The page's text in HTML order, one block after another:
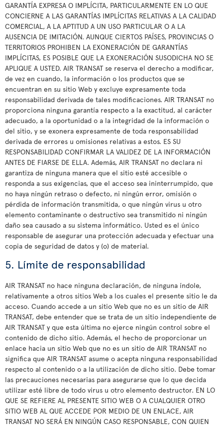
GARANTÍA EXPRESA O IMPLÍCITA, PARTICULARMENTE EN LO QUE
CONCIERNE A LAS GARANTÍAS IMPLÍCITAS RELATIVAS A LA CALIDAD
COMERCIAL, A LA APTITUD A UN USO PARTICULAR O A LA
AUSENCIA DE IMITACIÓN. AUNQUE CIERTOS PAÍSES, PROVINCIAS O
TERRITORIOS PROHIBEN LA EXONERACIÓN DE GARANTÍAS
IMPLÍCITAS, ES POSIBLE QUE LA EXONERACIÓN SUSODICHA NO SE
APLIQUE A USTED. AIR TRANSAT se reserva el derecho a modificar,
de vez en cuando, la información o los productos que se
encuentran en su sitio Web y excluye expresamente toda
responsabilidad derivada de tales modificaciones. AIR TRANSAT no
proporciona ninguna garantía respecto a la exactitud, al carácter
adecuado, a la oportunidad o a la integridad de la información o
del sitio, y se exonera expresamente de toda responsabilidad
derivada de errores u omisiones relativas a estos. ES SU
RESPONSABILIDAD CONFIRMAR LA VALIDEZ DE LA INFORMACIÓN
ANTES DE FIARSE DE ELLA. Además, AIR TRANSAT no declara ni
garantiza de ninguna manera que el sitio esté accesible o
responda a sus exigencias, que el acceso sea ininterrumpido, que
no haya ningún retraso o defecto, ni ningún error, omisión o
pérdida de información transmitida, o que ningún virus u otro
elemento contaminante o destructivo sea transmitido ni ningún
daño sea causado a su sistema informático. Usted es el único
responsable de asegurar una protección adecuada y efectuar una
copia de seguridad de datos y (o) de material.
5. Límite de responsabilidad
AIR TRANSAT no hace ninguna declaración, de ninguna índole,
relativamente a otros sitios Web a los cuales el presente sitio le da
acceso. Cuando accede a un sitio Web que no es un sitio de AIR
TRANSAT, debe entender que se trata de un sitio independiente de
AIR TRANSAT y que esta última no ejerce ningún control sobre el
contenido de dicho sitio. Además, el hecho de proporcionar un
enlace hacia un sitio Web que no es un sitio de AIR TRANSAT no
significa que AIR TRANSAT asume o acepta ninguna responsabilidad
respecto al contenido o a la utilización de dicho sitio. Debe tomar
las precauciones necesarias para asegurarse que lo que decida
utilizar esté libre de todo virus u otro elemento destructor. EN LO
QUE SE REFIERE AL PRESENTE SITIO WEB O A CUALQUIER OTRO
SITIO WEB AL QUE ACCEDE POR MEDIO DE UN ENLACE, AIR
TRANSAT NO SERÁ EN NINGÚN CASO RESPONSABLE, CON QUIEN